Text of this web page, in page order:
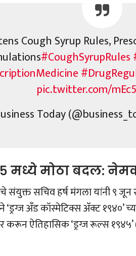
Cough Syrup Rules,
#CoughSyrupRules
pic.twitter.com/
Today
मध्ये मोठा बदल:
संयुक्त सचिव हर्ष मंगला यांनी ९
अँड कॉस्मेटिक्स अ‍ॅक्ट १९४०’
करून ऐतिहासिक ‘ड्रग्ज रूल्स